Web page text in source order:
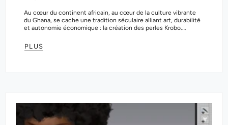
Au cœur du continent africain, au cœur de la culture vibrante
du Ghana, se cache une tradition séculaire alliant art, durabilité
et autonomie économique : la création des perles Krobo.
PLUS